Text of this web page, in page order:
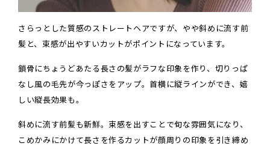
さらっとした質感のストレートヘアですが、やや斜めに流す前
髪と、束感が出やすいカットがポイントになっています。
鎖骨にちょうどあたる長さの髪がラフな印象を作り、切りっぱ
なし風の毛先が今っぽさをアップ。首横に縦ラインができ、嬉
しい縦長効果も。
斜めに流す前髪も新鮮。束感を出すことで旬な雰囲気になり、
こめかみにかけて長さを作るカットが顔周りの印象を引き締め